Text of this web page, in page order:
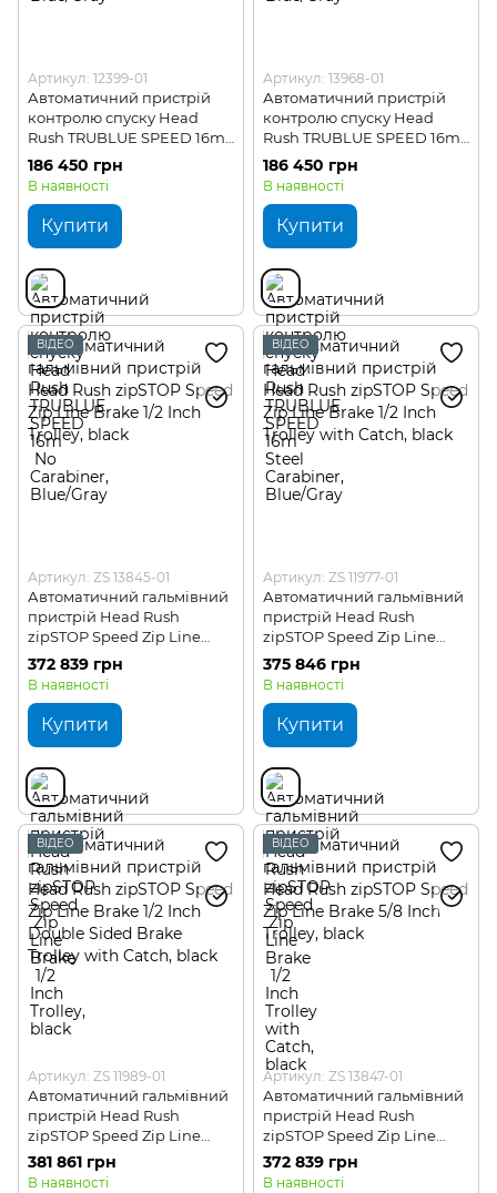
Артикул: 12399-01
Автоматичний пристрій
контролю спуску Head
Rush TRUBLUE SPEED 16m
No Carabiner
186 450 грн
В наявності
Купити
Артикул: 13968-01
Автоматичний пристрій
контролю спуску Head
Rush TRUBLUE SPEED 16m
Steel Carabiner
186 450 грн
В наявності
Купити
ВІДЕО
Артикул: ZS 13845-01
Автоматичний гальмівний
пристрій Head Rush
zipSTOP Speed Zip Line
Brake 1/2 Inch Trolley
372 839 грн
В наявності
Купити
ВІДЕО
Артикул: ZS 11977-01
Автоматичний гальмівний
пристрій Head Rush
zipSTOP Speed Zip Line
Brake 1/2 Inch Trolley with
Catch
375 846 грн
В наявності
Купити
ВІДЕО
Артикул: ZS 11989-01
Автоматичний гальмівний
пристрій Head Rush
zipSTOP Speed Zip Line
Brake 1/2 Inch Double Sided
Brake Trolley with Catch
381 861 грн
В наявності
ВІДЕО
Артикул: ZS 13847-01
Автоматичний гальмівний
пристрій Head Rush
zipSTOP Speed Zip Line
Brake 5/8 Inch Trolley
372 839 грн
В наявності